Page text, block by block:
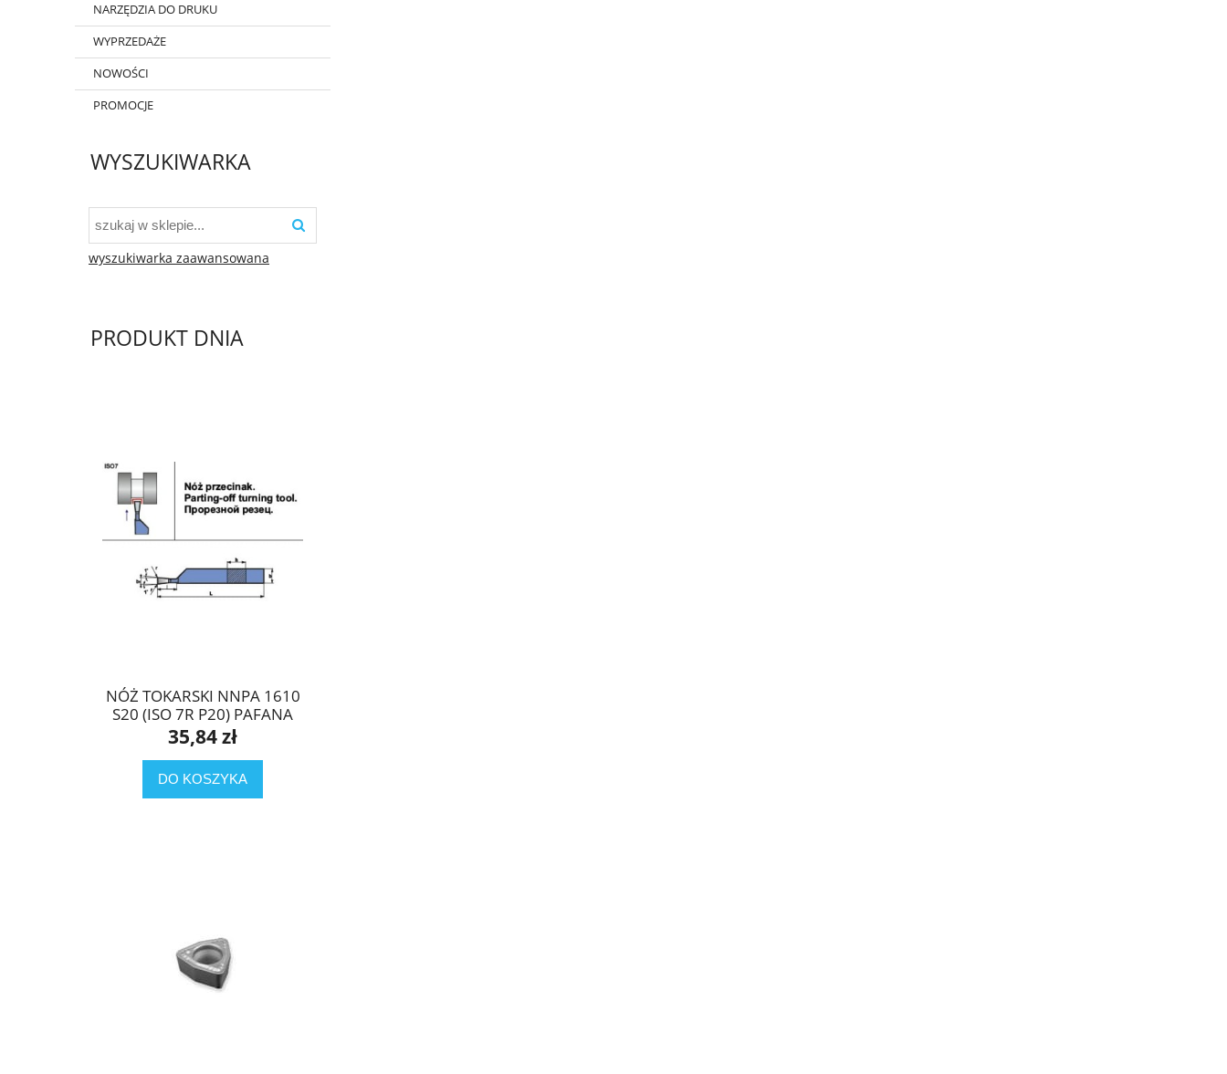
NARZĘDZIA DO DRUKU
WYPRZEDAŻE
NOWOŚCI
PROMOCJE
WYSZUKIWARKA
wyszukiwarka zaawansowana
PRODUKT DNIA
NÓŻ TOKARSKI NNPA 1610
S20 (ISO 7R P20) PAFANA
35,84 zł
DO KOSZYKA